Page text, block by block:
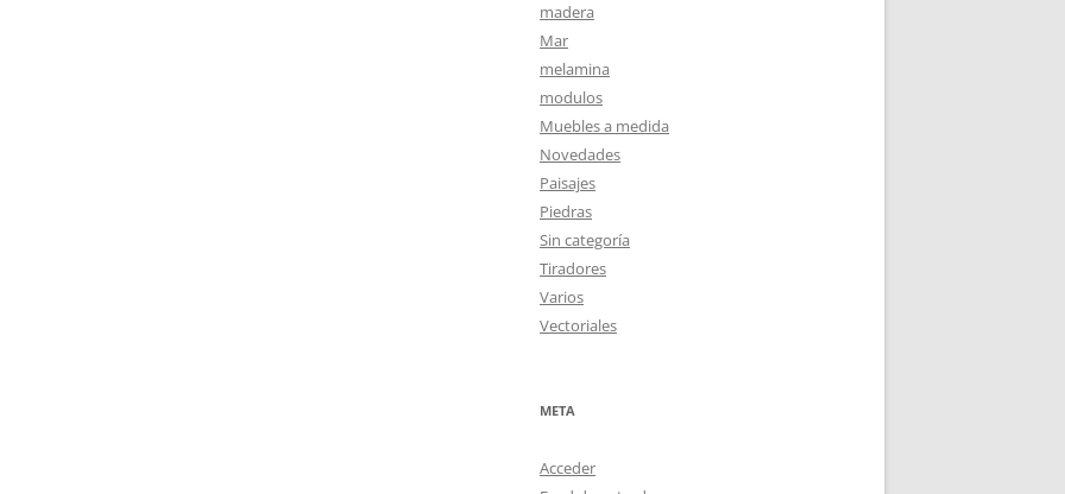
madera
Mar
melamina
modulos
Muebles a medida
Novedades
Paisajes
Piedras
Sin categoría
Tiradores
Varios
Vectoriales
META
Acceder